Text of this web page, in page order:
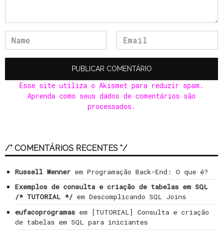
Esse site utiliza o Akismet para reduzir spam.
Aprenda como seus dados de comentários são
processados .
/* COMENTÁRIOS RECENTES */
Russell Wenner em Programação Back-End: O que é?
Exemplos de consulta e criação de tabelas em SQL
/* TUTORIAL */ em Descomplicando SQL Joins
eufacoprogramas em
[TUTORIAL] Consulta e criação
de tabelas em SQL para iniciantes